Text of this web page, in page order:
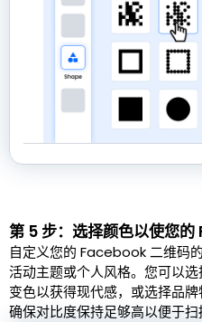
第 5 步：选择颜色以使您
自定义您的 Facebook 二维码
活动主题或个人风格。您可以
变色以获得现代感，或选择品
确保对比度保持足够高以便于扫